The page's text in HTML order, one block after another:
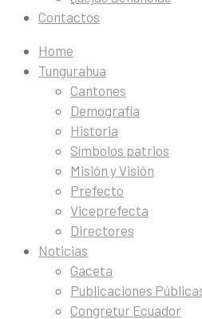
Contactos
Home
Tungurahua
Cantones
Demografía
Historia
Símbolos patrios
Misión y Visión
Prefecto
Viceprefecta
Directores
Noticias
Gaceta
Publicaciones
Congretur Ecuador